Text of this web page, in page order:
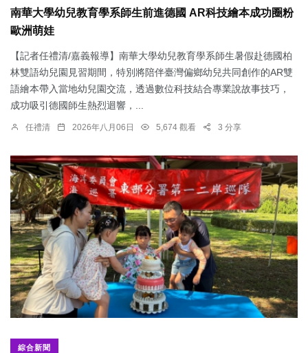
南華大學幼兒教育學系師生前進德國 AR科技繪本成功圈粉
歐洲萌娃
【記者任禮清/嘉義報導】南華大學幼兒教育學系師生暑假赴德國柏
林雙語幼兒園見習期間，特別將陪伴臺灣偏鄉幼兒共同創作的AR雙
語繪本帶入當地幼兒園交流，透過數位科技結合專業說故事技巧，
成功吸引德國師生熱烈迴響，...
任禮清 2026年八月06日 5,674 觀看 3 分享
綜合新聞